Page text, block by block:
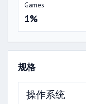
Games
1%
规格
操作系统